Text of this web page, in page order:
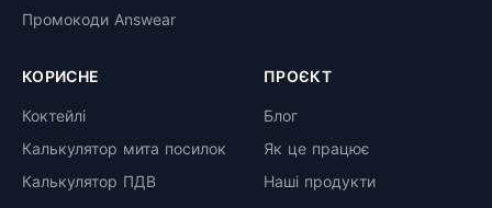
Промокоди Answear
КОРИСНЕ
Коктейлі
Калькулятор мита посилок
Калькулятор ПДВ
ПРОЄКТ
Блог
Як це працює
Наші продукти